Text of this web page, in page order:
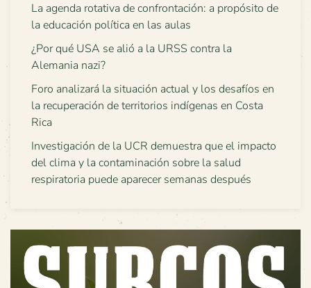
La agenda rotativa de confrontación: a propósito de
la educación política en las aulas
¿Por qué USA se alió a la URSS contra la
Alemania nazi?
Foro analizará la situación actual y los desafíos en
la recuperación de territorios indígenas en Costa
Rica
Investigación de la UCR demuestra que el impacto
del clima y la contaminación sobre la salud
respiratoria puede aparecer semanas después